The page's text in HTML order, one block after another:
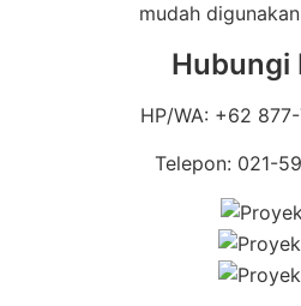
mudah
Hubungi
HP/WA: +62
Telepon: 021-